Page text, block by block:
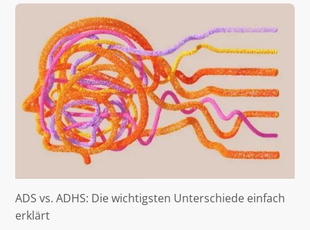
ADS vs. ADHS: Die wichtigsten Unterschiede einfach
erklärt